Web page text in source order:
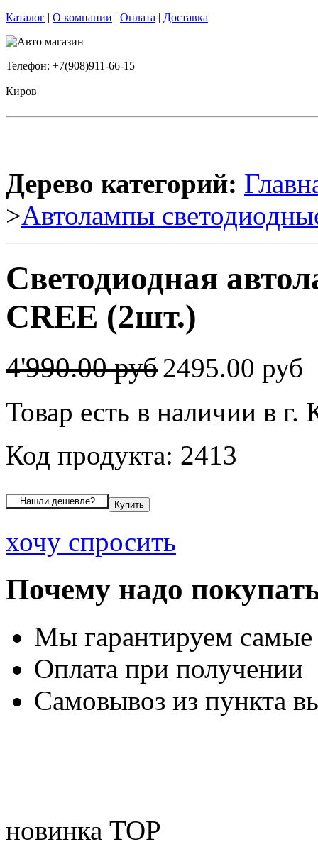
Каталог | О компании | Оплата | Доставка
Телефон: +7(908)911-66-15
Киров
Дерево категорий:
>Автолампы
Светодиодная
CREE (2шт.)
4'990.00 руб2495.00 руб
Товар есть в наличии в г.
Код продукта: 2413
хочу спросить
Почему надо
Мы гарантируем
Оплата при получении
Самовывоз из пункта
новинка TOP